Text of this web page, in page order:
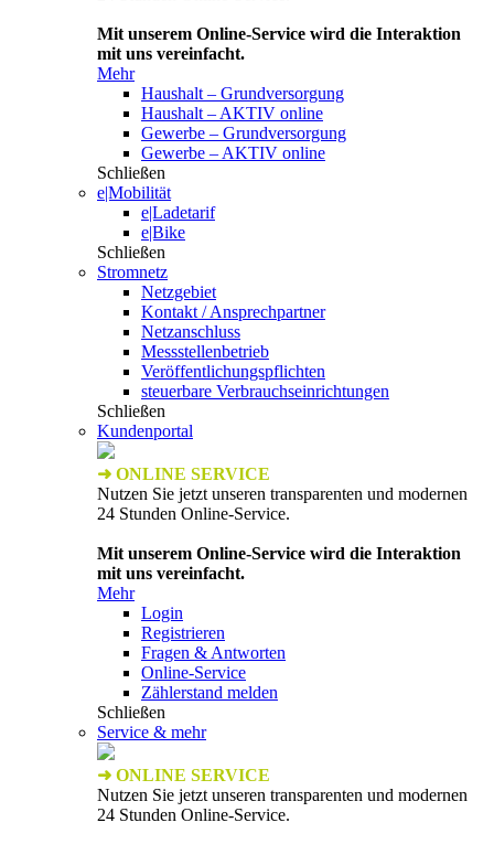
Mit unserem Online-Service wird die Interaktion
mit uns vereinfacht.
Mehr
Haushalt – Grundversorgung
Haushalt – AKTIV online
Gewerbe – Grundversorgung
Gewerbe – AKTIV online
Schließen
e|Mobilität
e|Ladetarif
e|Bike
Schließen
Stromnetz
Netzgebiet
Kontakt / Ansprechpartner
Netzanschluss
Messstellenbetrieb
Veröffentlichungspflichten
steuerbare Verbrauchseinrichtungen
Schließen
Kundenportal
➜ ONLINE SERVICE
Nutzen Sie jetzt unseren transparenten und modernen
24 Stunden Online-Service.
Mit unserem Online-Service wird die Interaktion
mit uns vereinfacht.
Mehr
Login
Registrieren
Fragen & Antworten
Online-Service
Zählerstand melden
Schließen
Service & mehr
➜ ONLINE SERVICE
Nutzen Sie jetzt unseren transparenten und modernen
24 Stunden Online-Service.